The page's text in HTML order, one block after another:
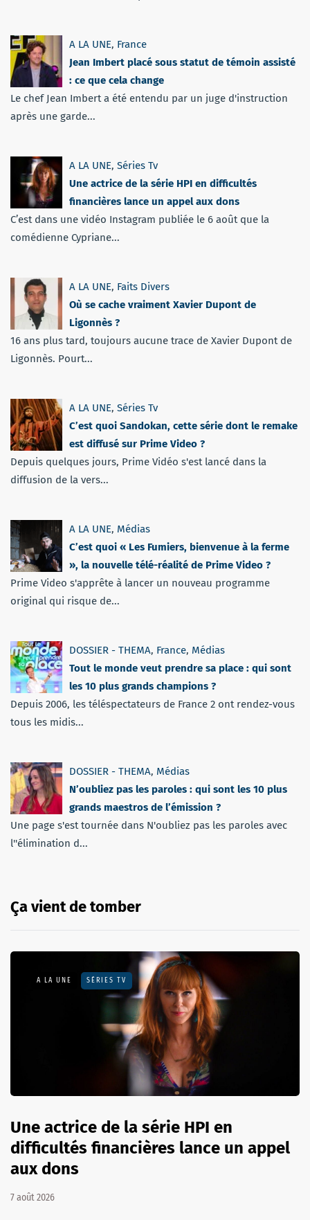
A LA UNE, France
Jean Imbert placé sous statut de témoin assisté
: ce que cela change
Le chef Jean Imbert a été entendu par un juge d'instruction
après une garde...
A LA UNE, Séries Tv
Une actrice de la série HPI en difficultés
financières lance un appel aux dons
C’est dans une vidéo Instagram publiée le 6 août que la
comédienne Cypriane...
A LA UNE, Faits Divers
Où se cache vraiment Xavier Dupont de
Ligonnès ?
16 ans plus tard, toujours aucune trace de Xavier Dupont de
Ligonnès. Pourt...
A LA UNE, Séries Tv
C’est quoi Sandokan, cette série dont le remake
est diffusé sur Prime Video ?
Depuis quelques jours, Prime Vidéo s'est lancé dans la
diffusion de la vers...
A LA UNE, Médias
C’est quoi « Les Fumiers, bienvenue à la ferme
», la nouvelle télé-réalité de Prime Video ?
Prime Video s'apprête à lancer un nouveau programme
original qui risque de...
DOSSIER - THEMA, France, Médias
Tout le monde veut prendre sa place : qui sont
les 10 plus grands champions ?
Depuis 2006, les téléspectateurs de France 2 ont rendez-vous
tous les midis...
DOSSIER - THEMA, Médias
N’oubliez pas les paroles : qui sont les 10 plus
grands maestros de l’émission ?
Une page s'est tournée dans N'oubliez pas les paroles avec
l''élimination d...
Ça vient de tomber
A LA UNE SÉRIES TV
Une actrice de la série HPI en
difficultés financières lance un appel
aux dons
7 août 2026